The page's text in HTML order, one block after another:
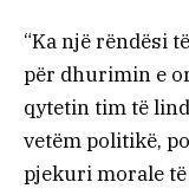
“Ka një rëndësi
për dhurimin e
qytetin tim të
vetëm politikë,
pjekuri morale